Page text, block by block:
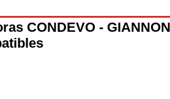
CONDEVO -